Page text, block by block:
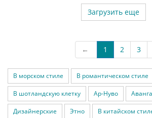
Загрузить еще
← 1 2 3
В морском стиле В романтическом стиле
В шотландскую клетку Ар-Нуво
Дизайнерские Этно В китайском